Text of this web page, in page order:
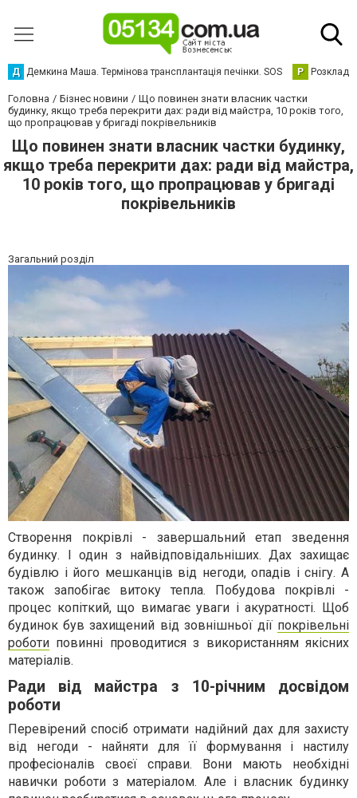
Д Демкина Маша. Термінова трансплантація печінки. SOS Р Розклад
Головна Бізнес новини
Що повинен знати власник частки
будинку, якщо треба перекрити дах: ради від майстра, 10 років того,
що пропрацював у бригаді покрівельників
Що повинен знати власник частки будинку,
якщо треба перекрити дах: ради від майстра,
10 років того, що пропрацював у бригаді
покрівельників
Загальний розділ
Створення покрівлі - завершальний етап зведення
будинку. І один з найвідповідальніших. Дах захищає
будівлю і його мешканців від негоди, опадів і снігу. А
також запобігає витоку тепла. Побудова покрівлі -
процес копіткий, що вимагає уваги і акуратності. Щоб
будинок був захищений від зовнішньої дії покрівельні
роботи повинні проводитися з використанням якісних
матеріалів.
Ради від майстра з 10-річним досвідом
роботи
Перевірений спосіб отримати надійний дах для захисту
від негоди - найняти для її формування і настилу
професіоналів своєї справи. Вони мають необхідні
навички роботи з матеріалом. Але і власник будинку